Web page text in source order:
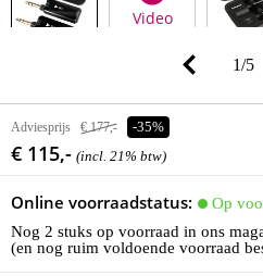
Video
1/5
Adviesprijs € 177,- -35%
€ 115,- (incl. 21% btw)
Online voorraadstatus:
Op
Nog 2 stuks op voorraad in ons
(en nog ruim voldoende voorraad